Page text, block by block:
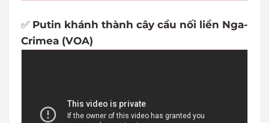
✅ Putin khánh thành cây cầu nối liền Nga-
Crimea (VOA)